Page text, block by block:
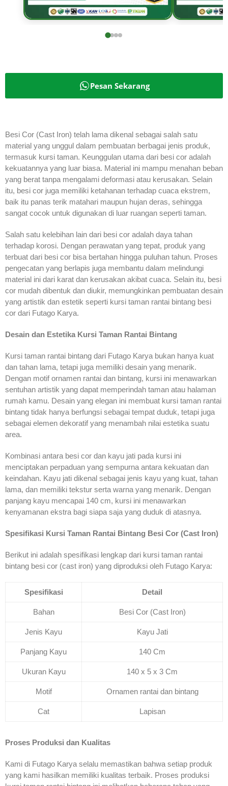
Pesan Sekarang
Besi Cor (Cast Iron) telah lama dikenal sebagai salah satu
material yang unggul dalam pembuatan berbagai jenis produk,
termasuk kursi taman. Keunggulan utama dari besi cor adalah
kekuatannya yang luar biasa. Material ini mampu menahan beban
yang berat tanpa mengalami deformasi atau kerusakan. Selain
itu, besi cor juga memiliki ketahanan terhadap cuaca ekstrem,
baik itu panas terik matahari maupun hujan deras, sehingga
sangat cocok untuk digunakan di luar ruangan seperti taman.
Salah satu kelebihan lain dari besi cor adalah daya tahan
terhadap korosi. Dengan perawatan yang tepat, produk yang
terbuat dari besi cor bisa bertahan hingga puluhan tahun. Proses
pengecatan yang berlapis juga membantu dalam melindungi
material ini dari karat dan kerusakan akibat cuaca. Selain itu, besi
cor mudah dibentuk dan diukir, memungkinkan pembuatan desain
yang artistik dan estetik seperti kursi taman rantai bintang besi
cor dari Futago Karya.
Desain dan Estetika Kursi Taman Rantai Bintang
Kursi taman rantai bintang dari Futago Karya bukan hanya kuat
dan tahan lama, tetapi juga memiliki desain yang menarik.
Dengan motif ornamen rantai dan bintang, kursi ini menawarkan
sentuhan artistik yang dapat memperindah taman atau halaman
rumah kamu. Desain yang elegan ini membuat kursi taman rantai
bintang tidak hanya berfungsi sebagai tempat duduk, tetapi juga
sebagai elemen dekoratif yang menambah nilai estetika suatu
area.
Kombinasi antara besi cor dan kayu jati pada kursi ini
menciptakan perpaduan yang sempurna antara kekuatan dan
keindahan. Kayu jati dikenal sebagai jenis kayu yang kuat, tahan
lama, dan memiliki tekstur serta warna yang menarik. Dengan
panjang kayu mencapai 140 cm, kursi ini menawarkan
kenyamanan ekstra bagi siapa saja yang duduk di atasnya.
Spesifikasi Kursi Taman Rantai Bintang Besi Cor (Cast Iron)
Berikut ini adalah spesifikasi lengkap dari kursi taman rantai
bintang besi cor (cast iron) yang diproduksi oleh Futago Karya:
Spesifikasi Detail
Bahan Besi Cor (Cast Iron)
Jenis Kayu Kayu Jati
Panjang Kayu 140 Cm
Ukuran Kayu 140 x 5 x 3 Cm
Motif Ornamen rantai dan bintang
Cat Lapisan
Proses Produksi dan Kualitas
Kami di Futago Karya selalu memastikan bahwa setiap produk
yang kami hasilkan memiliki kualitas terbaik. Proses produksi